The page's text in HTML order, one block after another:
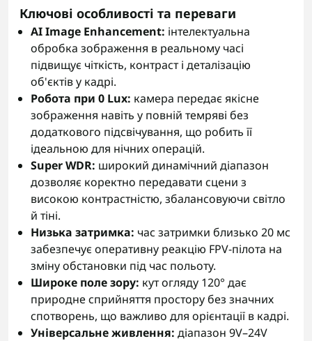
Ключові особливості та переваги
AI Image Enhancement: інтелектуальна
обробка зображення в реальному часі
підвищує чіткість, контраст і деталізацію
об'єктів у кадрі.
Робота при 0 Lux: камера передає якісне
зображення навіть у повній темряві без
додаткового підсвічування, що робить її
ідеальною для нічних операцій.
Super WDR: широкий динамічний діапазон
дозволяє коректно передавати сцени з
високою контрастністю, збалансовуючи світло
й тіні.
Низька затримка: час затримки близько 20 мс
забезпечує оперативну реакцію FPV-пілота на
зміну обстановки під час польоту.
Широке поле зору: кут огляду 120° дає
природне сприйняття простору без значних
спотворень, що важливо для орієнтації в кадрі.
Універсальне живлення: діапазон 9V–24V